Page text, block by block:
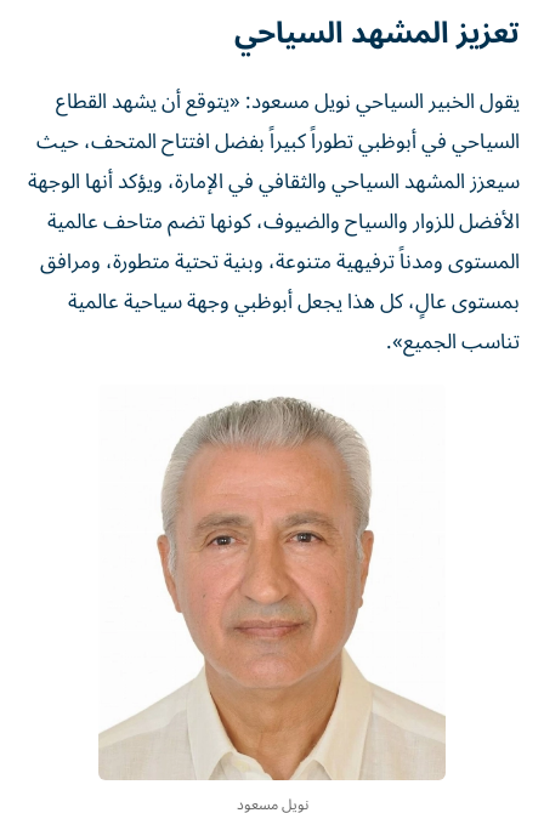
تعزيز المشهد السياحي
يقول الخبير السياحي نويل مسعود: «يتوقع أن يشهد القطاع
السياحي في أبوظبي تطوراً كبيراً بفضل افتتاح المتحف، حيث
سيعزز المشهد السياحي والثقافي في الإمارة، ويؤكد أنها الوجهة
الأفضل للزوار والسياح والضيوف، كونها تضم متاحف عالمية
المستوى ومدناً ترفيهية متنوعة، وبنية تحتية متطورة، ومرافق
بمستوى عالٍ، كل هذا يجعل أبوظبي وجهة سياحية عالمية
تناسب الجميع».
نويل مسعود